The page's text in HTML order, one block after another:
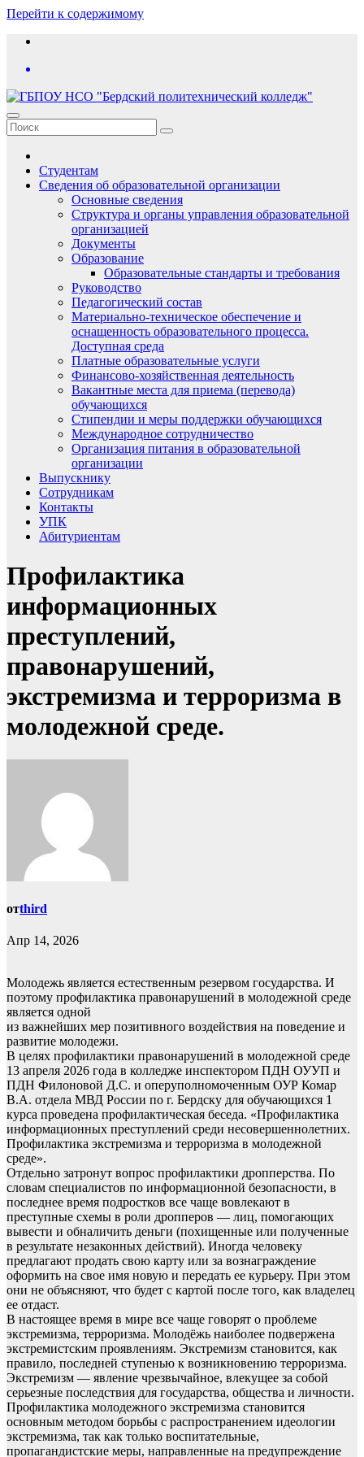
Перейти к содержимому
Студентам
Сведения об образовательной организации
Основные сведения
Структура и органы управления образовательной
организацией
Документы
Образование
Образовательные стандарты и требования
Руководство
Педагогический состав
Материально-техническое обеспечение и
оснащенность образовательного процесса.
Доступная среда
Платные образовательные услуги
Финансово-хозяйственная деятельность
Вакантные места для приема (перевода)
обучающихся
Стипендии и меры поддержки обучающихся
Международное сотрудничество
Организация питания в образовательной
организации
Выпускнику
Сотрудникам
Контакты
УПК
Абитуриентам
Профилактика
информационных
преступлений,
правонарушений,
экстремизма и терроризма в
молодежной среде.
отthird
Апр 14, 2026
Молодежь является естественным резервом государства. И
поэтому профилактика правонарушений в молодежной среде
является одной
из важнейших мер позитивного воздействия на поведение и
развитие молодежи.
В целях профилактики правонарушений в молодежной среде
13 апреля 2026 года в колледже инспектором ПДН ОУУП и
ПДН Филоновой Д.С. и оперуполномоченным ОУР Комар
В.А. отдела МВД России по г. Бердску для обучающихся 1
курса проведена профилактическая беседа. «Профилактика
информационных преступлений среди несовершеннолетних.
Профилактика экстремизма и терроризма в молодежной
среде».
Отдельно затронут вопрос профилактики дропперства. По
словам специалистов по информационной безопасности, в
последнее время подростков все чаще вовлекают в
преступные схемы в роли дропперов — лиц, помогающих
вывести и обналичить деньги (похищенные или полученные
в результате незаконных действий). Иногда человеку
предлагают продать свою карту или за вознаграждение
оформить на свое имя новую и передать ее курьеру. При этом
они не объясняют, что будет с картой после того, как владелец
ее отдаст.
В настоящее время в мире все чаще говорят о проблеме
экстремизма, терроризма. Молодёжь наиболее подвержена
экстремистским проявлениям. Экстремизм становится, как
правило, последней ступенью к возникновению терроризма.
Экстремизм — явление чрезвычайное, влекущее за собой
серьезные последствия для государства, общества и личности.
Профилактика молодежного экстремизма становится
основным методом борьбы с распространением идеологии
экстремизма, так как только воспитательные,
пропагандистские меры, направленные на предупреждение